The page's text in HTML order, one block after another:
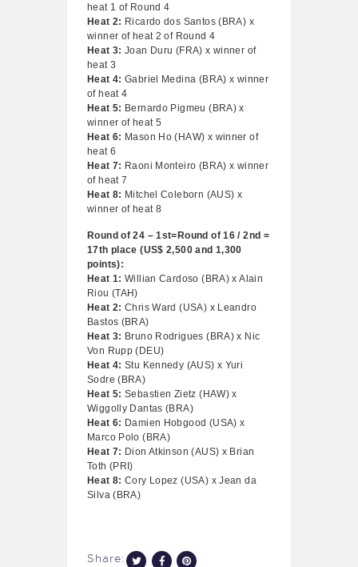
heat 1 of Round 4
Heat 2: Ricardo dos Santos (BRA) x
winner of heat 2 of Round 4
Heat 3:Joan Duru (FRA) x winner of
heat 3
Heat 4: Gabriel Medina (BRA) x winner
of heat 4
Heat 5: Bernardo Pigmeu (BRA) x
winner of heat 5
Heat 6: Mason Ho (HAW) x winner of
heat 6
Heat 7: Raoni Monteiro (BRA) x winner
of heat 7
Heat 8: Mitchel Coleborn (AUS) x
winner of heat 8
Round of 24 – 1st=Round of 16 / 2nd =
17th place (US$ 2,500 and 1,300
points):
Heat 1: Willian Cardoso (BRA) x Alain
Riou (TAH)
Heat 2: Chris Ward (USA) x Leandro
Bastos (BRA)
Heat 3: Bruno Rodrigues (BRA) x Nic
Von Rupp (DEU)
Heat 4: Stu Kennedy (AUS) x Yuri
Sodre (BRA)
Heat 5: Sebastien Zietz (HAW) x
Wiggolly Dantas (BRA)
Heat 6: Damien Hobgood (USA) x
Marco Polo (BRA)
Heat 7: Dion Atkinson (AUS) x Brian
Toth (PRI)
Heat 8: Cory Lopez (USA) x Jean da
Silva (BRA)
Share: